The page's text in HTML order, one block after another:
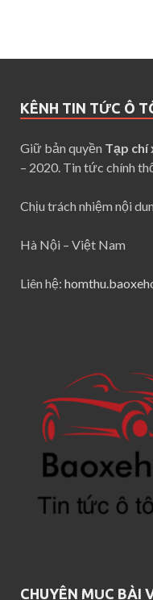
KÊNH TIN TỨC Ô
Giữ bản quyền Tạp chí
– 2020. Tin tức chính
Chịu trách nhiệm nội
Hà Nội – Việt Nam
Liên hệ:
CHUYÊN MỤC BÀI